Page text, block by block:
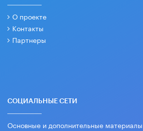
О проекте
Контакты
Партнеры
СОЦИАЛЬНЫЕ СЕТИ
Основные и дополнительные